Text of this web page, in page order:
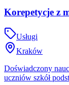
Korepetycje z
Usługi
Kraków
Doświadczony
uczniów szkół